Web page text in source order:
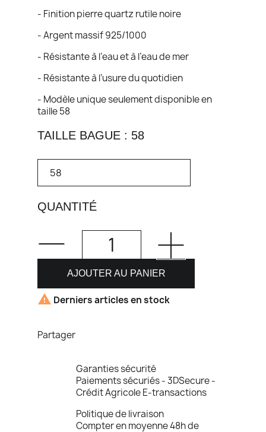
- Finition pierre quartz rutile noire
- Argent massif 925/1000
- Résistante à l’eau et à l’eau de mer
- Résistante à l’usure du quotidien
- Modèle unique seulement disponible en
taille 58
TAILLE BAGUE : 58
QUANTITÉ
AJOUTER AU PANIER
 Derniers articles en stock
Partager
Garanties sécurité
Paiements sécuriés - 3DSecure -
Crédit Agricole E-transactions
Politique de livraison
Compter en moyenne 48h de